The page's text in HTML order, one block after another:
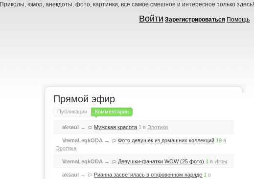
Приколы, юмор, анекдоты, фото, картинки, все самое смешное и интересное только здесь!
Войти Зарегистрироваться Помощь
Прямой эфир
Публикации Комментарии
aksaul → Мужская красота 1 в Эротика
VremaLegkODA → Фото девушек из домашних коллекций 19 в
Эротика
VremaLegkODA → Девушки-фанатки WOW (25 фото) 1 в Игры
aksaul → Рианна засветилась в откровенном наряде 1 в